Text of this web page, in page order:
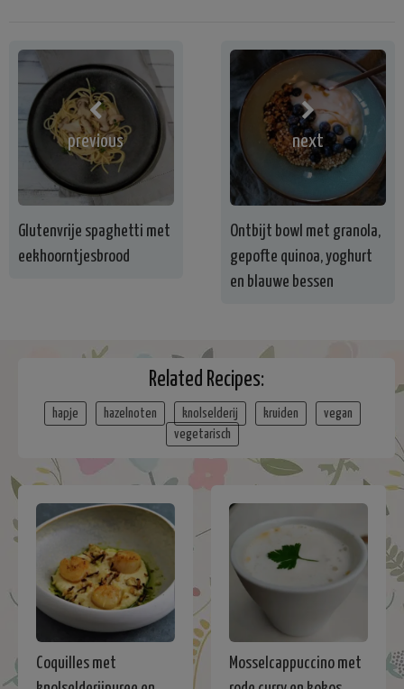
previous
Glutenvrije spaghetti met
eekhoorntjesbrood
next
Ontbijt bowl met granola,
gepofte quinoa, yoghurt
en blauwe bessen
Related Recipes:
hapje hazelnoten knolselderij kruiden
vegan
vegetarisch
Coquilles met
Mosselcappuccino met